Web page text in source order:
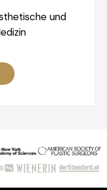
und